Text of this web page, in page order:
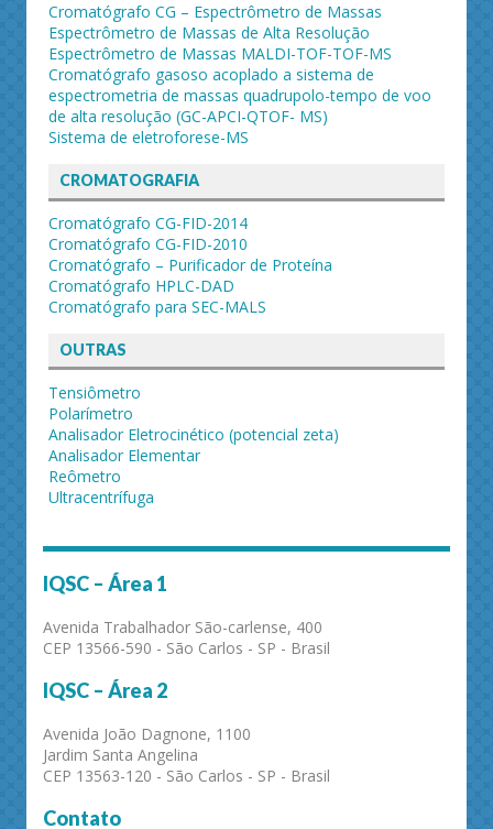
Cromatógrafo CG – Espectrômetro de Massas
Espectrômetro de Massas de Alta Resolução
Espectrômetro de Massas MALDI-TOF-TOF-MS
Cromatógrafo gasoso acoplado a sistema de
espectrometria de massas quadrupolo-tempo de voo
de alta resolução (GC-APCI-QTOF- MS)
Sistema de eletroforese-MS
CROMATOGRAFIA
Cromatógrafo CG-FID-2014
Cromatógrafo CG-FID-2010
Cromatógrafo – Purificador de Proteína
Cromatógrafo HPLC-DAD
Cromatógrafo para SEC-MALS
OUTRAS
Tensiômetro
Polarímetro
Analisador Eletrocinético (potencial zeta)
Analisador Elementar
Reômetro
Ultracentrífuga
IQSC – Área 1
Avenida Trabalhador São-carlense, 400
CEP 13566-590 - São Carlos - SP - Brasil
IQSC – Área 2
Avenida João Dagnone, 1100
Jardim Santa Angelina
CEP 13563-120 - São Carlos - SP - Brasil
Contato